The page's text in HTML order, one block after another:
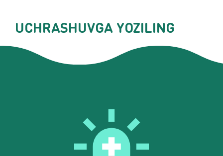
UCHRASHUVGA YOZILING